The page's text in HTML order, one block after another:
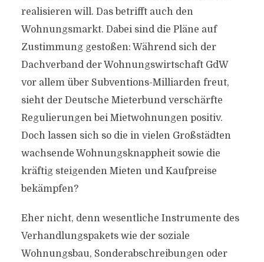
realisieren will. Das betrifft auch den
Wohnungsmarkt. Dabei sind die Pläne auf
Zustimmung gestoßen: Während sich der
Dachverband der Wohnungswirtschaft GdW
vor allem über Subventions-Milliarden freut,
sieht der Deutsche Mieterbund verschärfte
Regulierungen bei Mietwohnungen positiv.
Doch lassen sich so die in vielen Großstädten
wachsende Wohnungsknappheit sowie die
kräftig steigenden Mieten und Kaufpreise
bekämpfen?
Eher nicht, denn wesentliche Instrumente des
Verhandlungspakets wie der soziale
Wohnungsbau, Sonderabschreibungen oder